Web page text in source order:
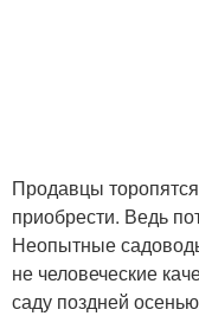
Продавцы
приобрести. Ведь
Неопытные
не человеческие
саду поздней